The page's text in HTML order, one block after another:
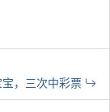
，三次中彩票